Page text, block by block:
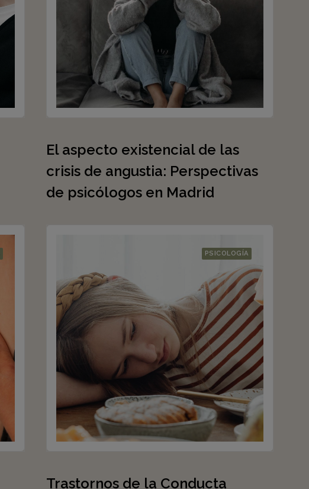
El aspecto existencial de las
crisis de angustia: Perspectivas
de psicólogos en Madrid
PSICOLOGÍA
Trastornos de la Conducta